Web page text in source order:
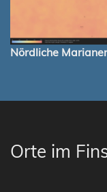
Nördliche
Orte im